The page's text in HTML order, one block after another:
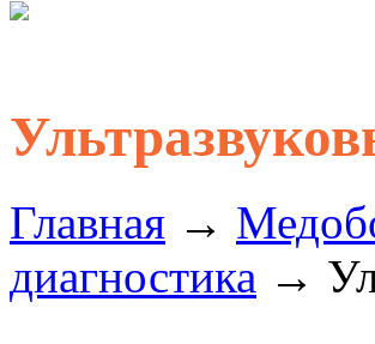
Главная →
диагностика →